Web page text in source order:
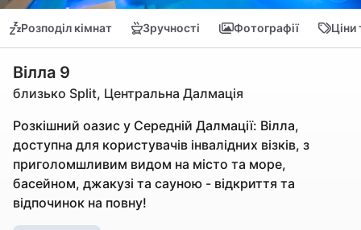
Розподіл кімнат Зручності Фотографії Ціни
Вілла 9
близько Split, Центральна Далмація
Розкішний оазис у Середній Далмації: Вілла,
доступна для користувачів інвалідних візків, з
приголомшливим видом на місто та море,
басейном, джакузі та сауною - відкриття та
відпочинок на повну!